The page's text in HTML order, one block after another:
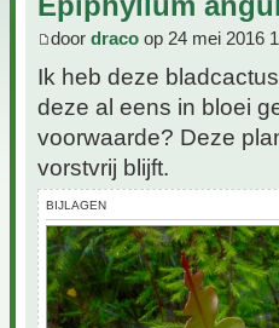
door draco op 24 mei 2016
Ik heb deze
deze al eens in bloei
voorwaarde? Deze
vorstvrij blijft.
BIJLAGEN